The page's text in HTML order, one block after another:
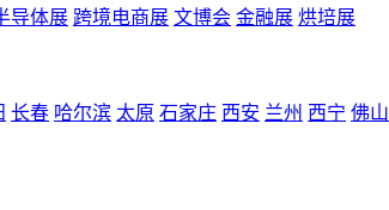
导体展 跨境电商展 文博会 金融展 烘培展
长春 哈尔滨 太原 石家庄 西安 兰州 西宁 佛山